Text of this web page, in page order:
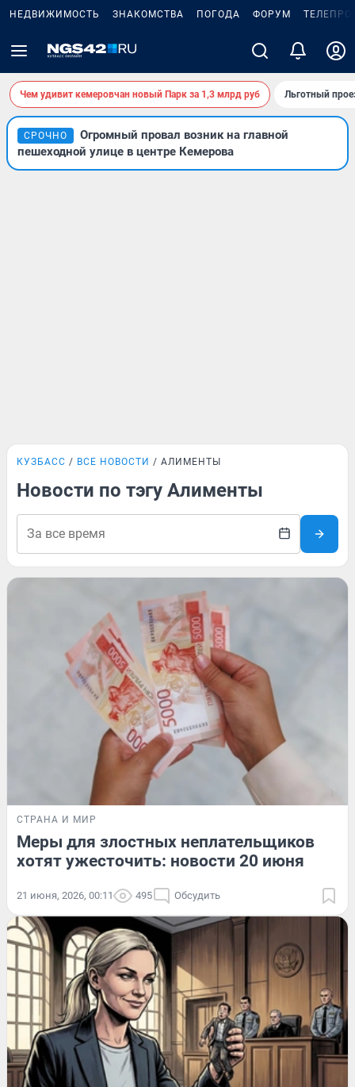
НЕДВИЖИМОСТЬ ЗНАКОМСТВА ПОГОДА ФОРУМ
Чем удивит кемеровчан новый Парк за 1,3 млрд руб Льготный
СРОЧНО
Огромный провал возник на главной
пешеходной улице в центре Кемерова
КУЗБАСС ВСЕ НОВОСТИ АЛИМЕНТЫ
Новости по тэгу Алименты
СТРАНА И МИР
Меры для злостных неплательщиков
хотят ужесточить: новости 20 июня
21 июня, 2026, 00:11 495 Обсудить